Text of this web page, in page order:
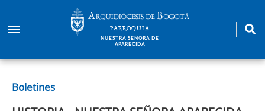
contenido
PARROQUIA
NUESTRA SEÑORA DE
APARECIDA
Boletines